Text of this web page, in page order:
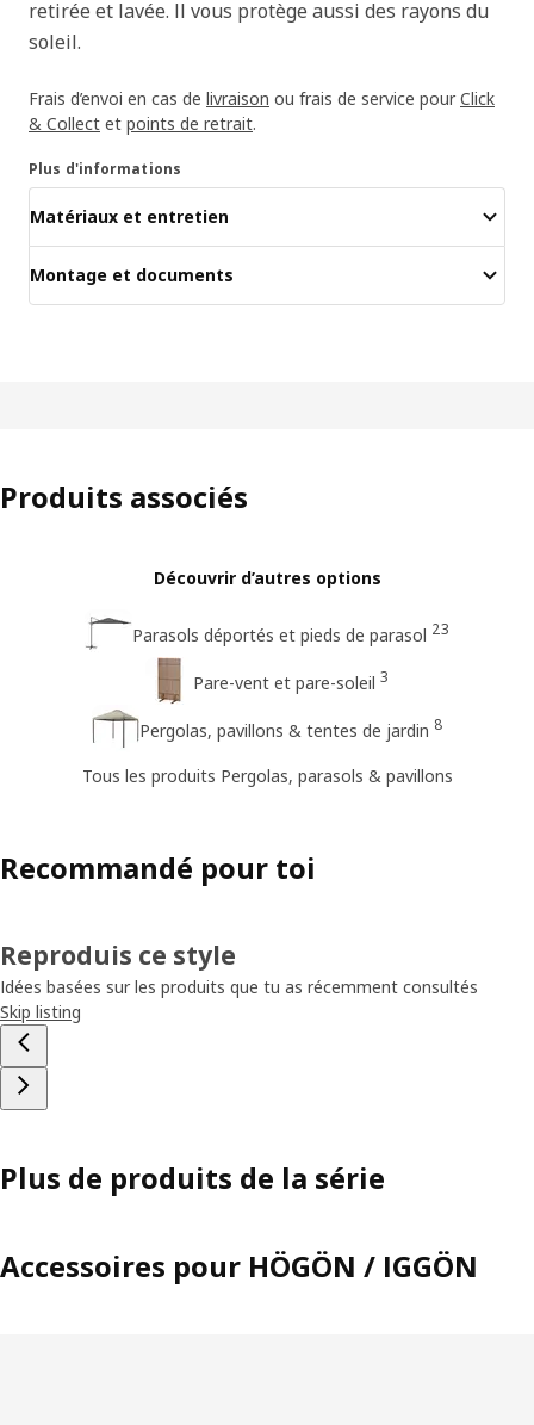
retirée et lavée. Il vous protège aussi des rayons du
soleil.
Frais d’envoi en cas de livraison ou frais de service pour Click
& Collect et points de retrait.
Plus d'informations
Matériaux et entretien
Montage et documents
Produits associés
Découvrir d’autres options
Parasols déportés et pieds de parasol 23
Pare-vent et pare-soleil 3
Pergolas, pavillons & tentes de jardin 8
Tous les produits Pergolas, parasols & pavillons
Recommandé pour toi
Reproduis ce style
Idées basées sur les produits que tu as récemment consultés
Skip listing
Plus de produits de la série
Accessoires pour HÖGÖN / IGGÖN